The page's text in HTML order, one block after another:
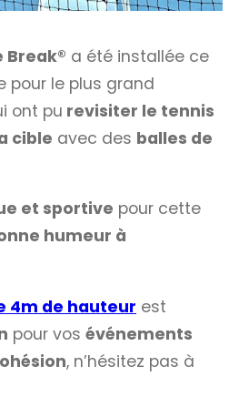
Break® a été installée ce
pour le plus grand
ont pu revisiter le tennis
cible avec des balles de
et sportive pour cette
humeur à
4m de hauteur est
pour vosévénements
, n’hésitez pas à